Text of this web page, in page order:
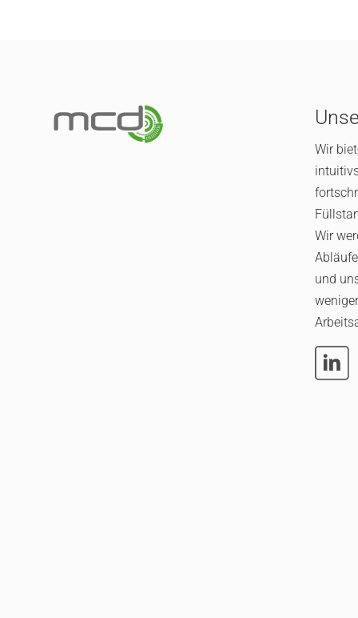
Wir
Wir
und